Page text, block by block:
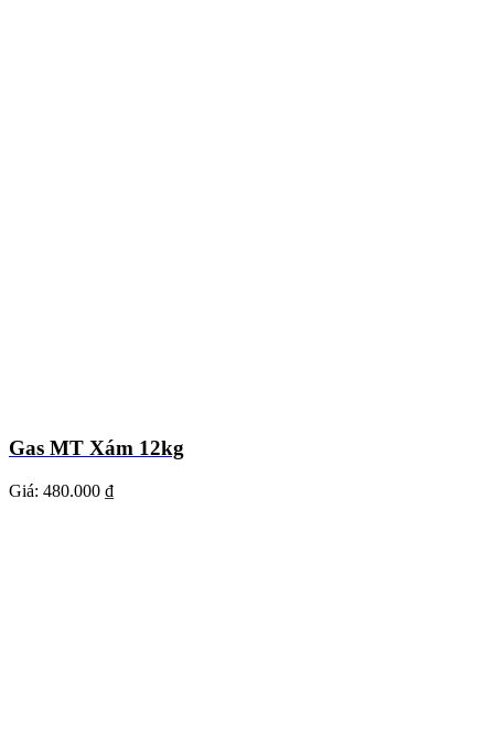
Gas MT Xám 12kg
Giá: 480.000 ₫